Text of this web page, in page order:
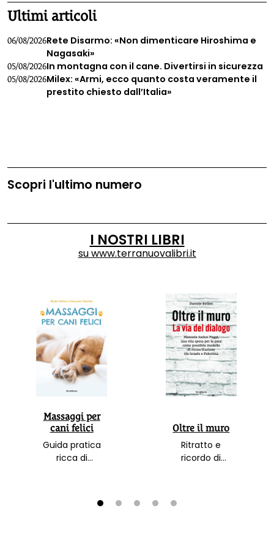
consumarlo troppo spesso).
Ultimi articoli
06/08/2026Rete Disarmo: «Non dimenticare Hiroshima e
Nagasaki»
05/08/2026In montagna con il cane. Divertirsi in sicurezza
05/08/2026Milex: «Armi, ecco quanto costa veramente il
prestito chiesto dall’Italia»
Scopri l'ultimo numero
I NOSTRI LIBRI
suwww.terranuovalibri.it
Massaggi per
cani felici
Guida pratica
ricca di
proprio amico a
Oltre il muro
Ritratto e
ricordo di